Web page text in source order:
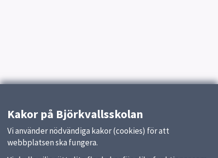
Kakor på Björkvallsskolan
Vi använder nödvändiga kakor (cookies) för att
webbplatsen ska fungera.